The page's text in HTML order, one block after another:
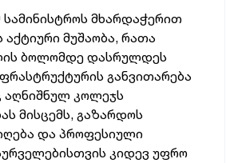
სამინისტროს მხარდაჭერით
აქტიური მუშაობა, რათა
ბოლომდე დასრულდეს
განვითარება
აღნიშნულ კოლეჯს
მისცემს, გაზარდოს
და პროფესიული
კიდევ უფრო